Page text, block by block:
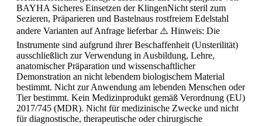
BAYHA Sicheres Einsetzen der KlingenNicht steril zum
Sezieren, Präparieren und Bastelnaus rostfreiem Edelstahl
andere Varianten auf Anfrage lieferbar ⚠️ Hinweis: Die
Instrumente sind aufgrund ihrer Beschaffenheit (Unsterilität)
ausschließlich zur Verwendung in Ausbildung, Lehre,
anatomischer Präparation und wissenschaftlicher
Demonstration an nicht lebendem biologischem Material
bestimmt. Nicht zur Anwendung am lebenden Menschen oder
Tier bestimmt. Kein Medizinprodukt gemäß Verordnung (EU)
2017/745 (MDR). Nicht für medizinische Zwecke und nicht
für diagnostische, therapeutische oder chirurgische